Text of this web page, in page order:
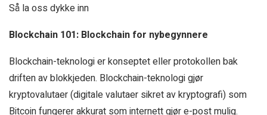
Så la oss dykke inn
Blockchain 101: Blockchain for nybegynnere
Blockchain-teknologi er konseptet eller protokollen bak
driften av blokkjeden. Blockchain-teknologi gjør
kryptovalutaer (digitale valutaer sikret av kryptografi) som
Bitcoin fungerer akkurat som internett gjør e-post mulig.